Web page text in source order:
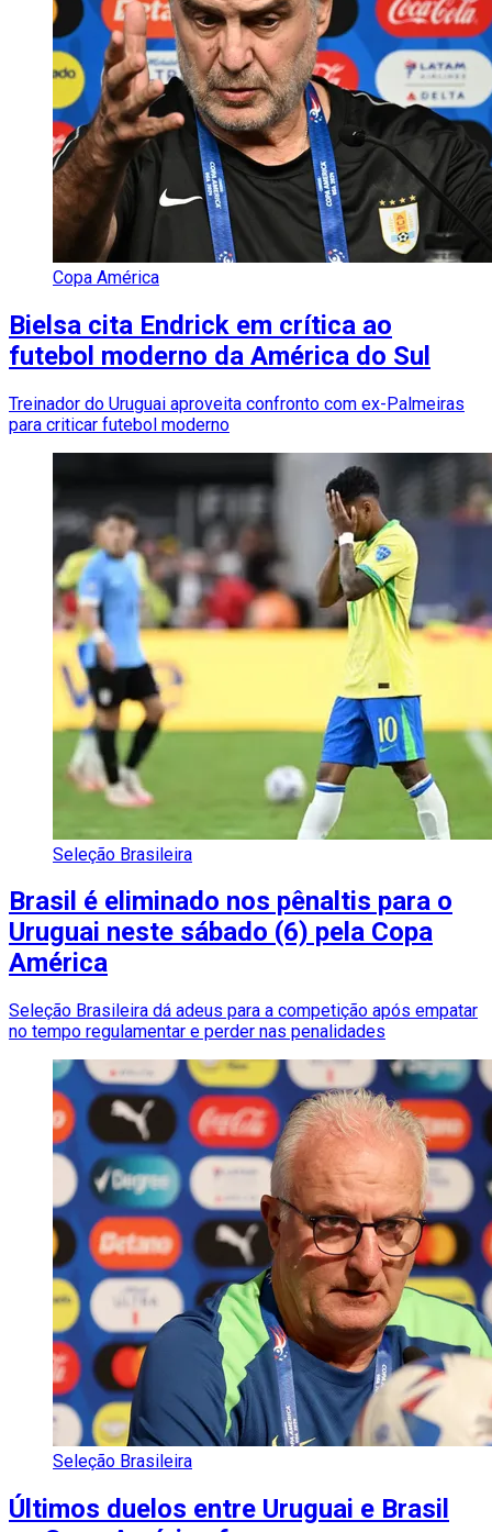
Copa América
Bielsa cita Endrick em crítica ao
futebol moderno da América do Sul
Treinador do Uruguai aproveita confronto com ex-Palmeiras
para criticar futebol moderno
Seleção Brasileira
Brasil é eliminado nos pênaltis para o
Uruguai neste sábado (6) pela Copa
América
Seleção Brasileira dá adeus para a competição após empatar
no tempo regulamentar e perder nas penalidades
Seleção Brasileira
Últimos duelos entre Uruguai e Brasil